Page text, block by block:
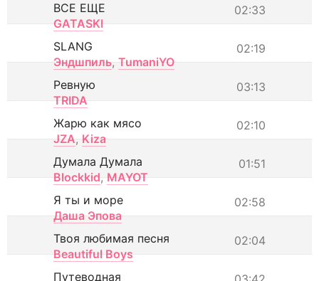
02:33
ВСЕ ЕЩЕ
GATASKI
02:19
SLANG
Эндшпиль, TumaniYO
03:13
Ревную
TRIDA
02:10
Жарю как мясо
JZA, Kiza
01:51
Думала Думала
Blockkid, MAYOT
02:58
Я ты и море
Даша Эпова
02:04
Твоя любимая песня
Beautiful Boys
Путеводная